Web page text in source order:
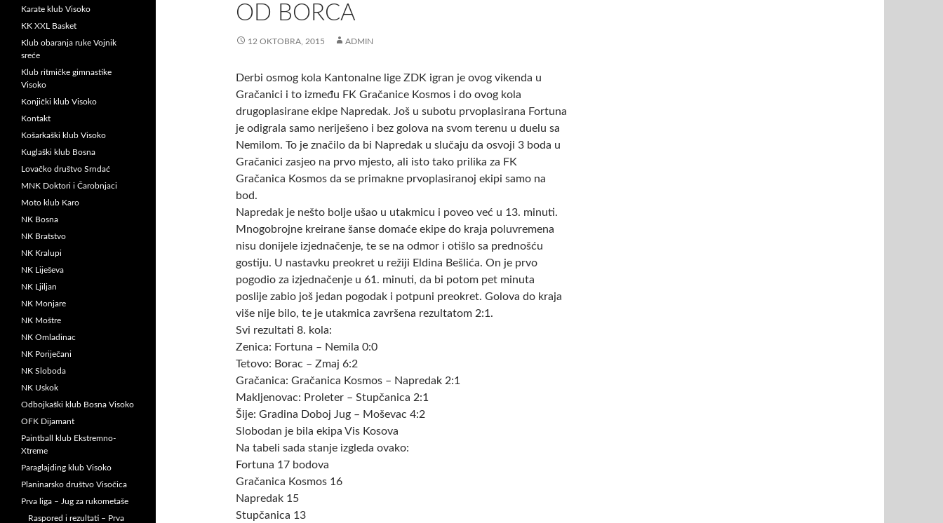
OD BORCA
12 OKTOBRA, 2015 ADMIN
Derbi osmog kola Kantonalne lige ZDK igran je ovog vikenda u
Gračanici i to između FK Gračanice Kosmos i do ovog kola
drugoplasirane ekipe Napredak. Još u subotu prvoplasirana Fortuna
je odigrala samo neriješeno i bez golova na svom terenu u duelu sa
Nemilom. To je značilo da bi Napredak u slučaju da osvoji 3 boda u
Gračanici zasjeo na prvo mjesto, ali isto tako prilika za FK
Gračanica Kosmos da se primakne prvoplasiranoj ekipi samo na
bod.
Napredak je nešto bolje ušao u utakmicu i poveo već u 13. minuti.
Mnogobrojne kreirane šanse domaće ekipe do kraja poluvremena
nisu donijele izjednačenje, te se na odmor i otišlo sa prednošću
gostiju. U nastavku preokret u režiji Eldina Bešlića. On je prvo
pogodio za izjednačenje u 61. minuti, da bi potom pet minuta
poslije zabio još jedan pogodak i potpuni preokret. Golova do kraja
više nije bilo, te je utakmica završena rezultatom 2:1.
Svi rezultati 8. kola:
Zenica: Fortuna – Nemila 0:0
Tetovo: Borac – Zmaj 6:2
Gračanica: Gračanica Kosmos – Napredak 2:1
Makljenovac: Proleter – Stupčanica 2:1
Šije: Gradina Doboj Jug – Moševac 4:2
Slobodan je bila ekipa Vis Kosova
Na tabeli sada stanje izgleda ovako:
Fortuna 17 bodova
Gračanica Kosmos 16
Napredak 15
Stupčanica 13
Karate klub Visoko
KK XXL Basket
Klub obaranja ruke Vojnik
sreće
Klub ritmičke gimnastike
Visoko
Konjički klub Visoko
Kontakt
Košarkaški klub Visoko
Kuglaški klub Bosna
Lovačko društvo Srndać
MNK Doktori i Čarobnjaci
Moto klub Karo
NK Bosna
NK Bratstvo
NK Kralupi
NK Liješeva
NK Ljiljan
NK Monjare
NK Moštre
NK Omladinac
NK Poriječani
NK Sloboda
NK Uskok
Odbojkaški klub Bosna Visoko
OFK Dijamant
Paintball klub Ekstremno-
Xtreme
Paraglajding klub Visoko
Planinarsko društvo Visočica
Prva liga – Jug za rukometaše
Raspored i rezultati – Prva